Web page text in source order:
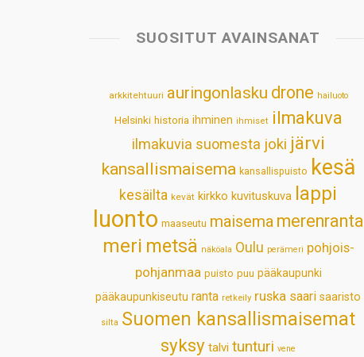
SUOSITUT AVAINSANAT
arkkitehtuuri auringonlasku drone hailuoto
Helsinki historia ihminen ihmiset ilmakuva
ilmakuvia suomesta joki järvi
kansallismaisema kansallispuisto kesä
kesäilta kevät kirkko kuvituskuva lappi
luonto maaseutu maisema merenranta
meri metsä näköala Oulu perämeri pohjois-
pohjanmaa puisto puu pääkaupunki
pääkaupunkiseutu ranta retkeily ruska saari saaristo
silta Suomen kansallismaisemat
syksy talvi tunturi vene